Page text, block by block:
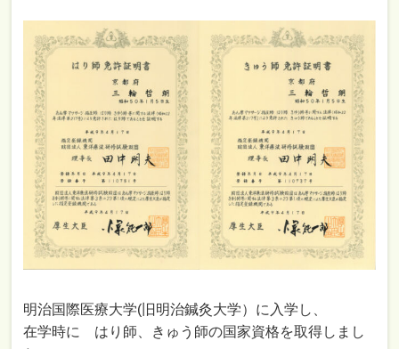
明治国際医療大学(旧明治鍼灸大学）に入学し、
在学時に はり師、きゅう師の国家資格を取得しまし